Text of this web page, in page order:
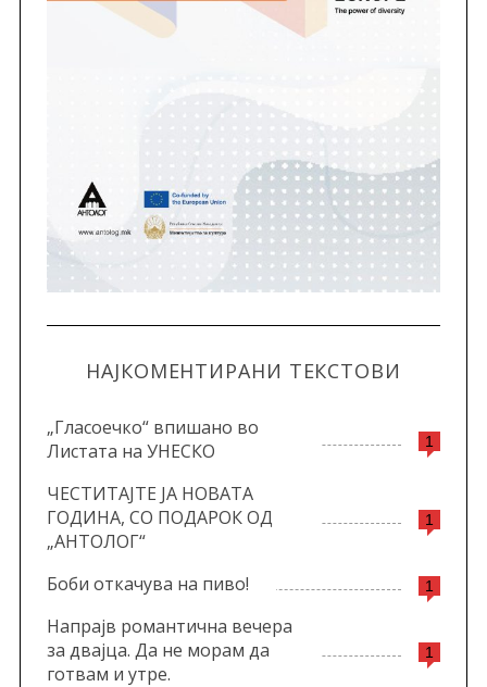
НАЈКОМЕНТИРАНИ ТЕКСТОВИ
1
„Гласоечко“ впишано во
Листата на УНЕСКО
1
ЧЕСТИТАЈТЕ ЈА НОВАТА
ГОДИНА, СО ПОДАРОК ОД
„АНТОЛОГ“
1
Боби откачува на пиво!
1
Напрајв романтична вечера
за двајца. Да не морам да
готвам и утре.